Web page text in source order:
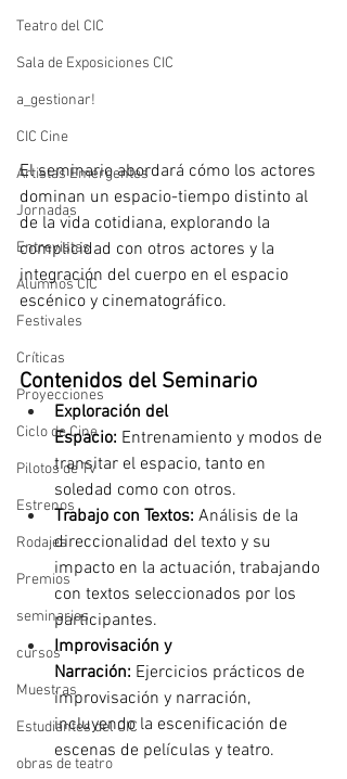
Teatro del CIC
Sala de Exposiciones CIC
a_gestionar!
CIC Cine
Artistas Emergentes
Jornadas
Entrevistas
Alumnos CIC
Festivales
Críticas
Proyecciones
Ciclo de Cine
Pilotos de Tv
Estrenos
Rodajes
Premios
seminarios
cursos
Muestras
Estudiantes del CIC
obras de teatro
El seminario abordará cómo los actores
dominan un espacio-tiempo distinto al
de la vida cotidiana, explorando la
complicidad con otros actores y la
integración del cuerpo en el espacio
escénico y cinematográfico.
Contenidos del Seminario
Exploración del
Espacio: Entrenamiento y modos de
transitar el espacio, tanto en
soledad como con otros.
Trabajo con Textos: Análisis de la
direccionalidad del texto y su
impacto en la actuación, trabajando
con textos seleccionados por los
participantes.
Improvisación y
Narración: Ejercicios prácticos de
improvisación y narración,
incluyendo la escenificación de
escenas de películas y teatro.